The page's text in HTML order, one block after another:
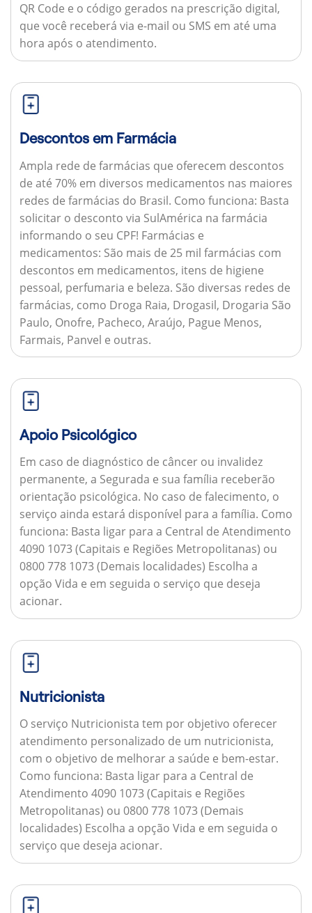
QR Code e o código gerados na prescrição digital,
que você receberá via e-mail ou SMS em até uma
hora após o atendimento.
Descontos em Farmácia
Ampla rede de farmácias que oferecem descontos
de até 70% em diversos medicamentos nas maiores
redes de farmácias do Brasil. Como funciona: Basta
solicitar o desconto via SulAmérica na farmácia
informando o seu CPF! Farmácias e
medicamentos: São mais de 25 mil farmácias com
descontos em medicamentos, itens de higiene
pessoal, perfumaria e beleza. São diversas redes de
farmácias, como Droga Raia, Drogasil, Drogaria São
Paulo, Onofre, Pacheco, Araújo, Pague Menos,
Farmais, Panvel e outras.
Apoio Psicológico
Em caso de diagnóstico de câncer ou invalidez
permanente, a Segurada e sua família receberão
orientação psicológica. No caso de falecimento, o
serviço ainda estará disponível para a família. Como
funciona: Basta ligar para a Central de Atendimento
4090 1073 (Capitais e Regiões Metropolitanas) ou
0800 778 1073 (Demais localidades) Escolha a
opção Vida e em seguida o serviço que deseja
acionar.
Nutricionista
O serviço Nutricionista tem por objetivo oferecer
atendimento personalizado de um nutricionista,
com o objetivo de melhorar a saúde e bem-estar.
Como funciona: Basta ligar para a Central de
Atendimento 4090 1073 (Capitais e Regiões
Metropolitanas) ou 0800 778 1073 (Demais
localidades) Escolha a opção Vida e em seguida o
serviço que deseja acionar.